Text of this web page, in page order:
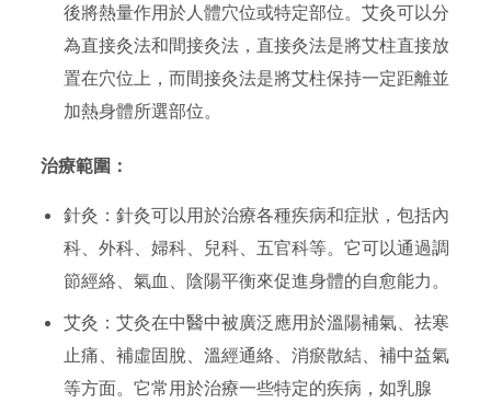
後將熱量作用於人體穴位或特定部位。艾灸可以分
為直接灸法和間接灸法，直接灸法是將艾柱直接放
置在穴位上，而間接灸法是將艾柱保持一定距離並
加熱身體所選部位。
治療範圍：
針灸：針灸可以用於治療各種疾病和症狀，包括內
科、外科、婦科、兒科、五官科等。它可以通過調
節經絡、氣血、陰陽平衡來促進身體的自愈能力。
艾灸：艾灸在中醫中被廣泛應用於溫陽補氣、祛寒
止痛、補虛固脫、溫經通絡、消瘀散結、補中益氣
等方面。它常用於治療一些特定的疾病，如乳腺